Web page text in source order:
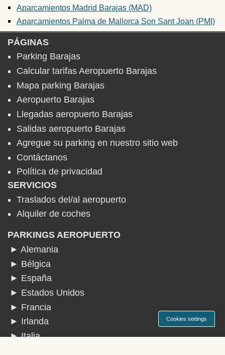
Aparcamientos Madrid Barajas (MAD)
Aparcamientos Palma de Mallorca Son Sant Joan (PMI)
PÁGINAS
Parking Barajas
Calcular tarifas Aeropuerto Barajas
Mapa parking Barajas
Aeropuerto Barajas
Llegadas aeropuerto Barajas
Salidas aeropuerto Barajas
Agregue su parking en nuestro sitio web
Contáctanos
Política de privacidad
SERVICIOS
Traslados del/al aeropuerto
Alquiler de coches
PARKINGS AEROPUERTO
► Alemania
► Bélgica
► España
► Estados Unidos
► Francia
► Irlanda
► Italia
Cookies settings